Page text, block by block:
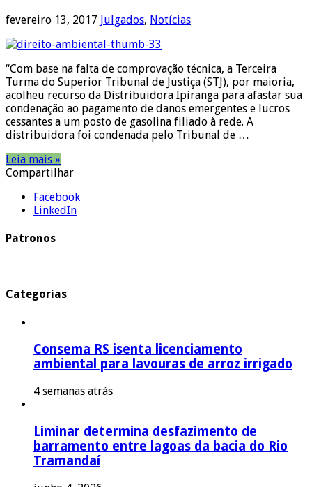
fevereiro 13, 2017 Julgados, Notícias
“Com base na falta de comprovação técnica, a Terceira
Turma do Superior Tribunal de Justiça (STJ), por maioria,
acolheu recurso da Distribuidora Ipiranga para afastar sua
condenação ao pagamento de danos emergentes e lucros
cessantes a um posto de gasolina filiado à rede. A
distribuidora foi condenada pelo Tribunal de …
Leia mais »
Compartilhar
Facebook
LinkedIn
Patronos
Categorias
Consema RS isenta licenciamento
ambiental para lavouras de arroz irrigado
4 semanas atrás
Liminar determina desfazimento de
barramento entre lagoas da bacia do Rio
Tramandaí